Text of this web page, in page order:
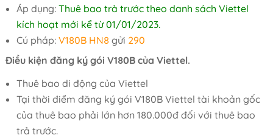
Áp dụng: Thuê bao trả trước theo danh sách Viettel
kích hoạt mới kể từ 01/01/2023.
Cú pháp: V180B HN8 gửi 290
Điều kiện đăng ký gói V180B của Viettel.
Thuê bao di động của Viettel
Tại thời điểm đăng ký gói V180B Viettel tài khoản gốc
của thuê bao phải lớn hơn 180.000đ đối với thuê bao
trả trước.